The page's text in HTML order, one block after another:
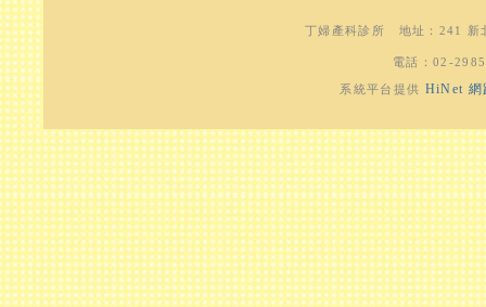
丁婦產科診所 地址： 241 新
電話： 02-
系統平台提供 HiNet 網